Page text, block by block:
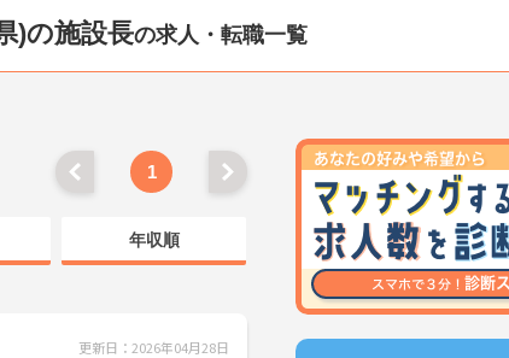
)の施設長の求人・転職一覧
1
年収順
更新日：2026年04月28日